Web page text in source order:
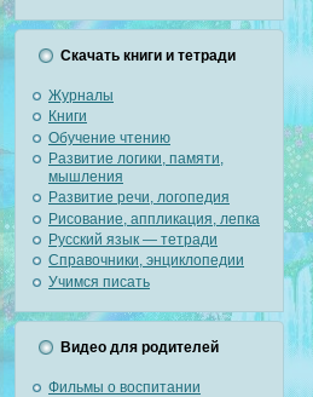
Скачать книги и тетради
Журналы
Книги
Обучение чтению
Развитие логики, памяти,
мышления
Развитие речи, логопедия
Рисование, аппликация, лепка
Русский язык — тетради
Справочники, энциклопедии
Учимся писать
Видео для родителей
Фильмы о воспитании